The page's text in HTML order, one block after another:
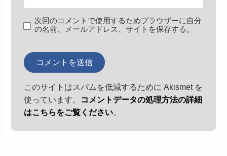
次回のコメントで使用するためブラウザーに自分
の名前、メールアドレス、サイトを保存する。
このサイトはスパムを低減するために Akismet を
使っています。
コメントデータの処理方法の詳細
はこちらをご覧ください。